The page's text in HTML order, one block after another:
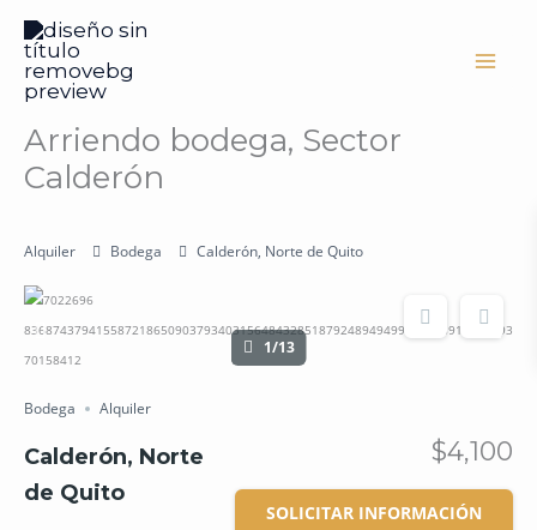
contenido
Arriendo bodega, Sector
Calderón
Alquiler Bodega Calderón, Norte de Quito
1/13
Bodega Alquiler
Calderón, Norte
de Quito
$4,100
SOLICITAR INFORMACIÓN